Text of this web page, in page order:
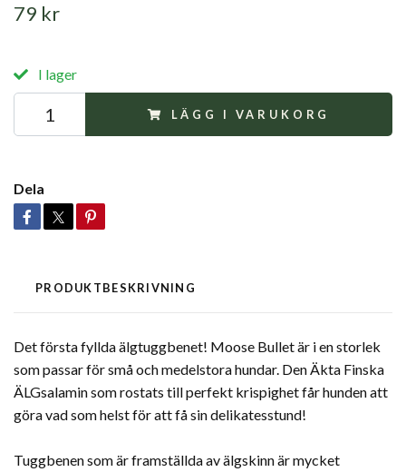
79 kr
I lager
LÄGG I VARUKORG
Dela
PRODUKTBESKRIVNING
Det första fyllda älgtuggbenet! Moose Bullet är i en storlek
som passar för små och medelstora hundar. Den Äkta Finska
ÄLGsalamin som rostats till perfekt krispighet får hunden att
göra vad som helst för att få sin delikatesstund!
Tuggbenen som är framställda av älgskinn är mycket